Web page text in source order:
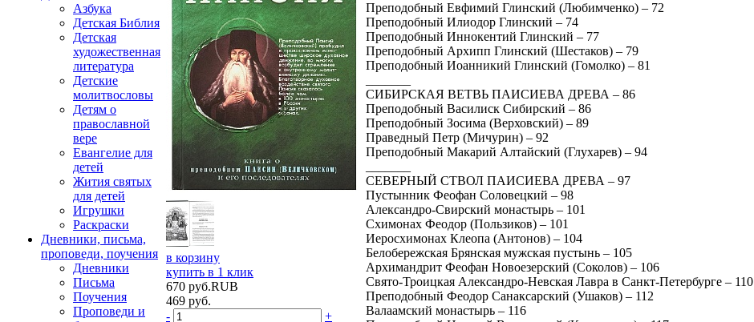
Азбука
Детская Библия
Детская
художественная
литература
Детские
молитвословы
Детям о
православной
вере
Евангелие для
детей
Жития святых
для детей
Игрушки
Раскраски
Дневники, письма,
проповеди, поучения
Дневники
Письма
Поучения
Проповеди и
в корзину
купить в 1 клик
670 руб.RUB
469 руб.
-
+
Преподобный Евфимий Глинский (Любимченко) – 72
Преподобный Илиодор Глинский – 74
Преподобный Иннокентий Глинский – 77
Преподобный Архипп Глинский (Шестаков) – 79
Преподобный Иоанникий Глинский (Гомолко) – 81
СИБИРСКАЯ ВЕТВЬ ПАИСИЕВА ДРЕВА – 86
Преподобный Василиск Сибирский – 86
Преподобный Зосима (Верховский) – 89
Праведный Петр (Мичурин) – 92
Преподобный Макарий Алтайский (Глухарев) – 94
СЕВЕРНЫЙ СТВОЛ ПАИСИЕВА ДРЕВА – 97
Пустынник Феофан Соловецкий – 98
Александро-Свирский монастырь – 101
Схимонах Феодор (Пользиков) – 101
Иеросхимонах Клеопа (Антонов) – 104
Белобережская Брянская мужская пустынь – 105
Архимандрит Феофан Новоезерский (Соколов) – 106
Свято-Троицкая Александро-Невская Лавра в Санкт-Петербурге – 110
Преподобный Феодор Санаксарский (Ушаков) – 112
Валаамский монастырь – 116